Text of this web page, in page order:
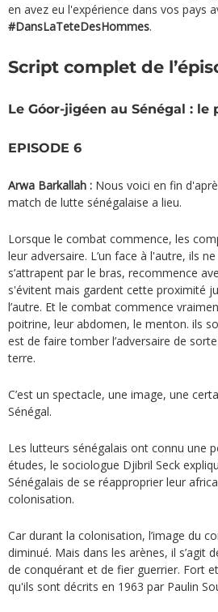
en avez eu l'expérience dans vos pays
#DansLaTeteDesHommes.
Script complet de
Le Góor-jigéen au Sénégal : le
EPISODE 6
Arwa Barkallah : Nous voici en fin
match de lutte sénégalaise a lieu.
Lorsque le combat commence, les
leur adversaire. L’un face à l'autre, ils
s’attrapent par le bras, recommence
s'évitent mais gardent cette proximité
l’autre. Et le combat commence
poitrine, leur abdomen, le menton. ils
est de faire tomber l’adversaire de
terre.
C’est un spectacle, une image, une
Sénégal.
Les lutteurs sénégalais ont connu une
études, le sociologue Djibril Seck
Sénégalais de se réapproprier leur
colonisation.
Car durant la colonisation, l’image du
diminué. Mais dans les arènes, il s’agit
de conquérant et de fier guerrier. Fort
qu'ils sont décrits en 1963 par Paulin